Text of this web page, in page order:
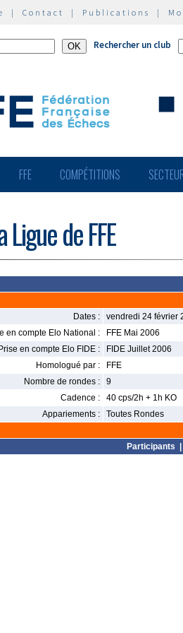
| Contact | Publications |
Rechercher un club
FFE COMPÉTITIONS
de FFE
Dates :
vendredi 24 février
en compte Elo National :
FFE Mai 2006
Prise en compte Elo FIDE :
FIDE Juillet 2006
Homologué par :
FFE
Nombre de rondes :
9
Cadence :
40 cps/2h + 1h KO
Appariements :
Toutes Rondes
Participants